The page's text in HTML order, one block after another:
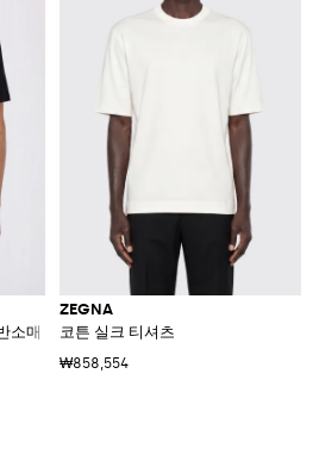
소매 폴로 셔츠
ZEGNA
코튼 실크 티셔츠
₩858,554